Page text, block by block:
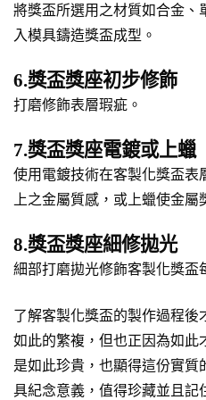
將獎盃所選用之材質如合金、
入模具鑄造獎盃成型。
6.獎盃獎座初步修飾
打磨修飾表層瑕疵。
7.獎盃獎座電鍍或上蠟
使用電鍍技術在客製化獎盃
上之金屬質感，或上蠟使金屬
8.獎盃獎座細修拋光
細部打磨拋光修飾客製化獎盃
了解客製化獎盃的製作過程
如此的繁複，但也正因為如此
是如此珍貴，也顯得這份實
具紀念意義，值得珍藏並且記